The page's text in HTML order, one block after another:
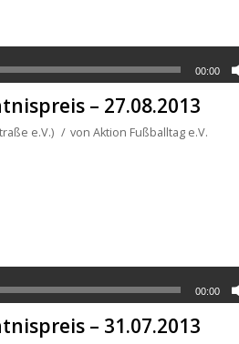
00:00
– 27.08.2013
e.V.) / von Aktion Fußballtag e.V.
00:00
– 31.07.2013